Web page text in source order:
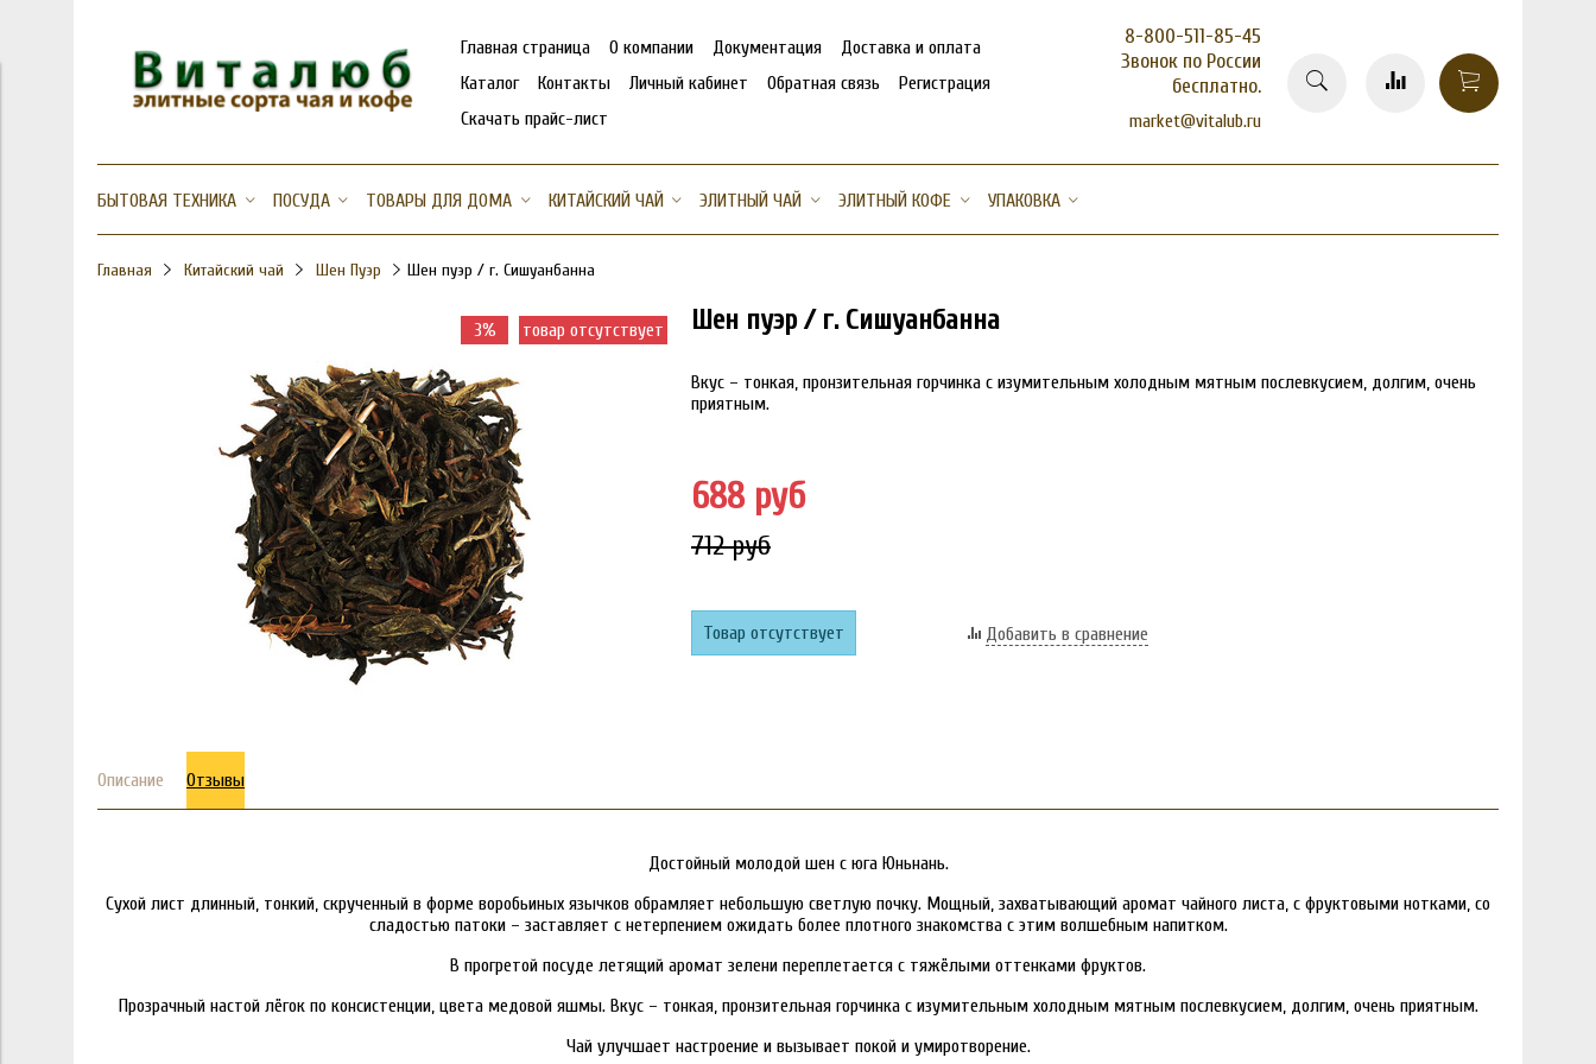
Главная страница О компании Документация
Доставка и оплата
Каталог
Контакты Личный кабинет Обратная связь
Регистрация
Скачать прайс-лист
8-800-511-85-45
Звонок по России
бесплатно.
market@vitalub.ru
БЫТОВАЯ ТЕХНИКА ПОСУДА ТОВАРЫ ДЛЯ ДОМА КИТАЙСКИЙ ЧАЙ ЭЛИТНЫЙ ЧАЙ ЭЛИТНЫЙ КОФЕ УПАКОВКА
Главная Китайский чай Шен Пуэр Шен пуэр / г. Сишуанбанна
3% товар отсутствует Шен пуэр / г. Сишуанбанна
Вкус – тонкая, пронзительная горчинка с изумительным холодным мятным послевкусием, долгим, очень
приятным.
688 руб
712 руб
Товар отсутствует Добавить в сравнение
Описание Отзывы
Достойный молодой шен с юга Юньнань.
Сухой лист длинный, тонкий, скрученный в форме воробьиных язычков обрамляет небольшую светлую почку. Мощный, захватывающий аромат чайного листа, с фруктовыми нотками, со
сладостью патоки – заставляет с нетерпением ожидать более плотного знакомства с этим волшебным напитком.
В прогретой посуде летящий аромат зелени переплетается с тяжёлыми оттенками фруктов.
Прозрачный настой лёгок по консистенции, цвета медовой яшмы. Вкус – тонкая, пронзительная горчинка с изумительным холодным мятным послевкусием, долгим, очень приятным.
Чай улучшает настроение и вызывает покой и умиротворение.